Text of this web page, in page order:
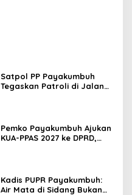
Satpol PP Payakumbuh
Tegaskan Patroli di Jalan
Pemko Payakumbuh Ajukan
KUA-PPAS 2027 ke DPRD,
Kadis PUPR Payakumbuh:
Air Mata di Sidang Bukan